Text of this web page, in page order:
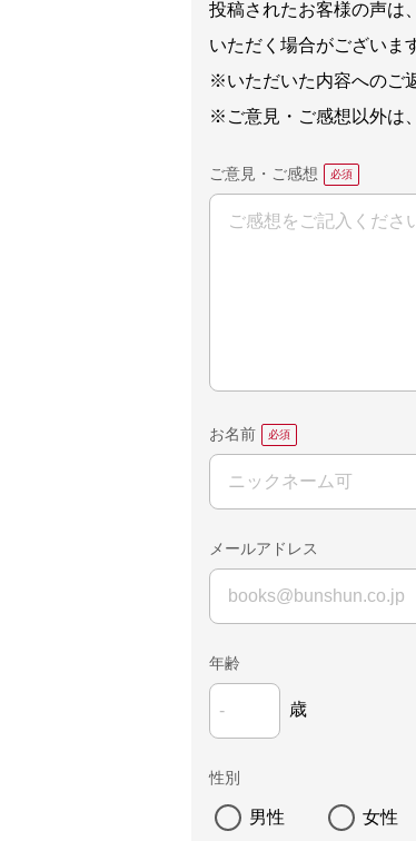
投稿されたお客様の声は
いただく場合がございま
※いただいた内容へのご
※ご意見・ご感想以外は、
ご意見・ご感想
お名前
メールアドレス
年齢
歳
性別
男性 女性